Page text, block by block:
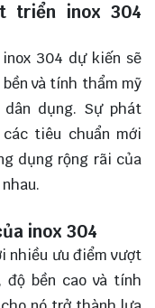
triển inox 304
304 dự kiến sẽ
và tính thẩm mỹ
dụng. Sự phát
tiêu chuẩn mới
dụng rộng rãi của
inox 304
nhiều ưu điểm vượt
độ bền cao và tính